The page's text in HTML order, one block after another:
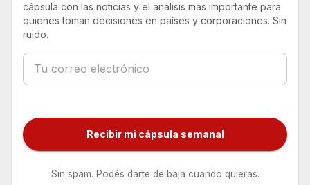
cápsula con las noticias y el análisis más importante para
quienes toman decisiones en países y corporaciones. Sin
ruido.
Recibir mi cápsula semanal
Sin spam. Podés darte de baja cuando quieras.